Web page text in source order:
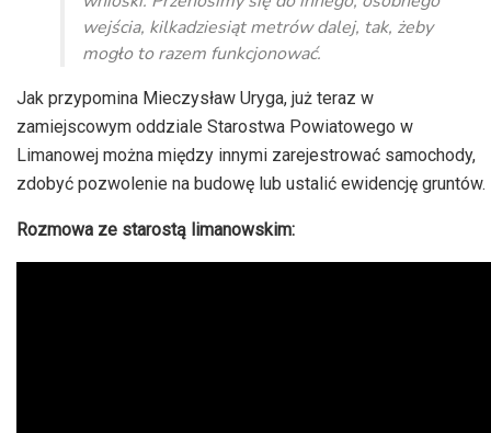
wejścia, kilkadziesiąt metrów dalej, tak, żeby
mogło to razem funkcjonować.
Jak przypomina Mieczysław Uryga, już teraz w
zamiejscowym oddziale Starostwa Powiatowego w
Limanowej można między innymi zarejestrować samochody,
zdobyć pozwolenie na budowę lub ustalić ewidencję gruntów.
Rozmowa ze starostą limanowskim: